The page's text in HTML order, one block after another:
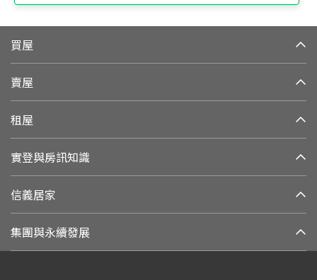
買屋
賣屋
租屋
實登與房訊知識
信義居家
集團與永續發展